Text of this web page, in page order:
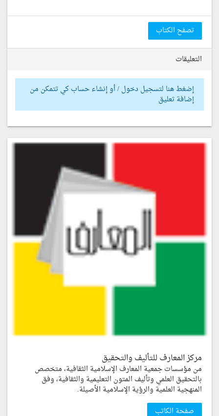
تصفح الكتاب
التعليقات
إضغط هنا لتسجيل دخول / أو إنشاء حساب كي تتمكن من
إضافة تعليق
مركز المعارف للتأليف والتحقيق
من مؤسسات جمعية المعارف الإسلامية الثقافية، متخصص
بالتحقيق العلمي وتأليف المتون التعليمية والثقافية، وفق
المنهجية العلمية والرؤية الإسلامية الأصيلة.
صفحة الكاتب